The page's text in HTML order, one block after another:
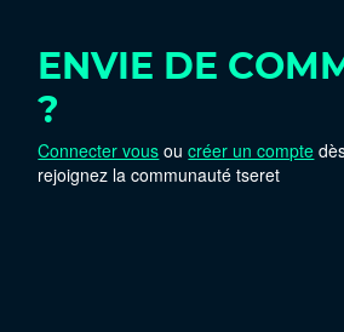
ENVIE DE
?
Connecter vous oucréer un compte
rejoignez la communauté tseret